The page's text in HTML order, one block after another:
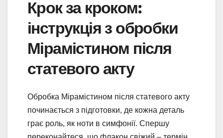
Крок за кроком:
інструкція з обробки
Мірамістином після
статевого акту
Обробка Мірамістином після статевого акту
починається з підготовки, де кожна деталь
грає роль, як ноти в симфонії. Спершу